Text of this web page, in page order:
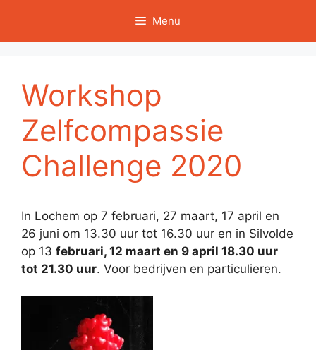
de
Menu
Workshop
Zelfcompassie
Challenge 2020
In Lochem op 7 februari, 27 maart, 17 april en
26 juni om 13.30 uur tot 16.30 uur en in Silvolde
op 13 februari, 12 maart en 9 april 18.30 uur
tot 21.30 uur. Voor bedrijven en particulieren.